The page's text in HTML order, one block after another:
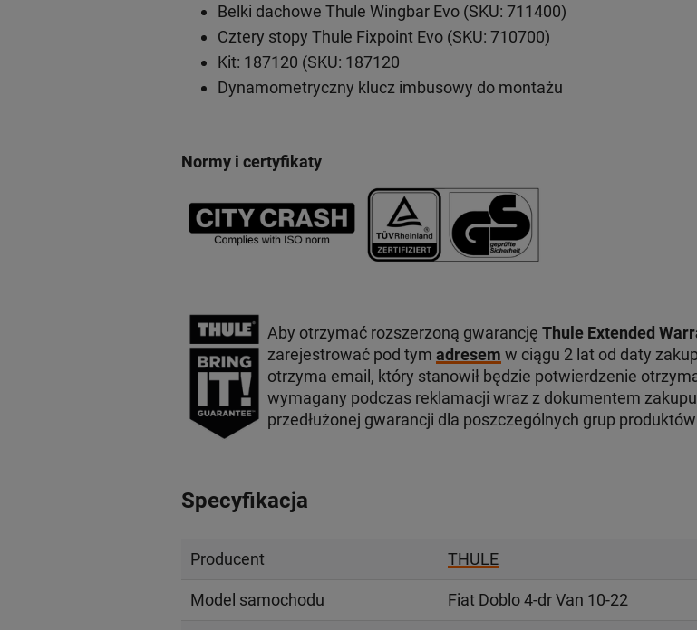
Belki dachowe Thule Wingbar Evo (SKU: 711400)
Cztery stopy Thule Fixpoint Evo (SKU: 710700)
Kit: 187120 (SKU: 187120
Dynamometryczny klucz imbusowy do montażu
Normy i certyfikaty
Aby otrzymać rozszerzoną gwarancję Thule Extended
zarejestrować pod tym adresem w ciągu 2 lat od daty
otrzyma email, który stanowił będzie potwierdzenie
wymagany podczas reklamacji wraz z dokumentem
przedłużonej gwarancji dla poszczególnych grup
Specyfikacja
Producent THULE
Model samochodu Fiat Doblo 4-dr Van 10-22